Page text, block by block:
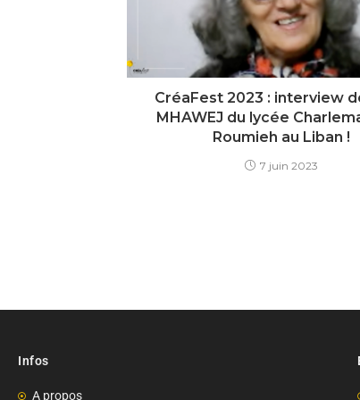
CréaFest 2023 : interview
MHAWEJ du lycée
Roumieh au Liban !
7 juin 2023
Infos
A propos